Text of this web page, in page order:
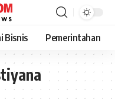
Bisnis Pemerintahan